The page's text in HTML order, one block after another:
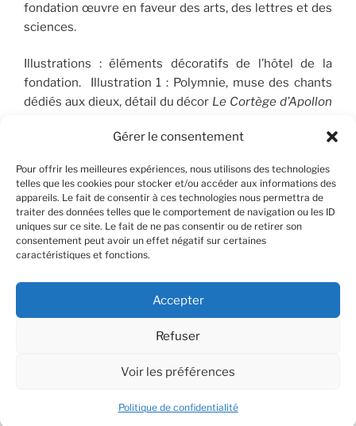
Gérer le consentement
Pour offrir les meilleures expériences, nous utilisons des technologies
telles que les cookies pour stocker et/ou accéder aux informations des
appareils. Le fait de consentir à ces technologies nous permettra de
traiter des données telles que le comportement de navigation ou les ID
uniques sur ce site. Le fait de ne pas consentir ou de retirer son
consentement peut avoir un effet négatif sur certaines
caractéristiques et fonctions.
Accepter
Refuser
Voir les préférences
Politique de confidentialité
fondation œuvre en faveur des arts, des lettres et des
sciences.
Illustrations : éléments décoratifs de l’hôtel de la
fondation. Illustration 1 : Polymnie, muse des chants
dédiés aux dieux, détail du décor Le Cortège d’Apollon
orne le plafond du Salon de musique. © FSP/OLG
RECHERCHER
Recherche
pour
:
InstagramContact